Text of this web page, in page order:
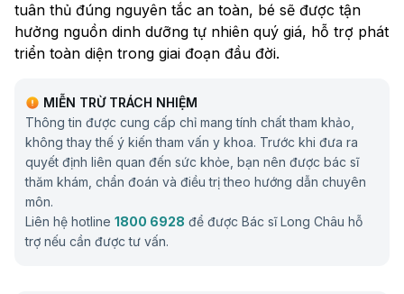
tuân thủ đúng nguyên tắc an toàn, bé sẽ được tận
hưởng nguồn dinh dưỡng tự nhiên quý giá, hỗ trợ phát
triển toàn diện trong giai đoạn đầu đời.
MIỄN TRỪ TRÁCH NHIỆM
Thông tin được cung cấp chỉ mang tính chất tham khảo,
không thay thế ý kiến tham vấn y khoa. Trước khi đưa ra
quyết định liên quan đến sức khỏe, bạn nên được bác sĩ
thăm khám, chẩn đoán và điều trị theo hướng dẫn chuyên
môn.
Liên hệ hotline 1800 6928 để được Bác sĩ Long Châu hỗ
trợ nếu cần được tư vấn.